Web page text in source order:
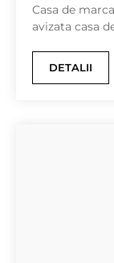
Casa de
avizata casa
DETALII